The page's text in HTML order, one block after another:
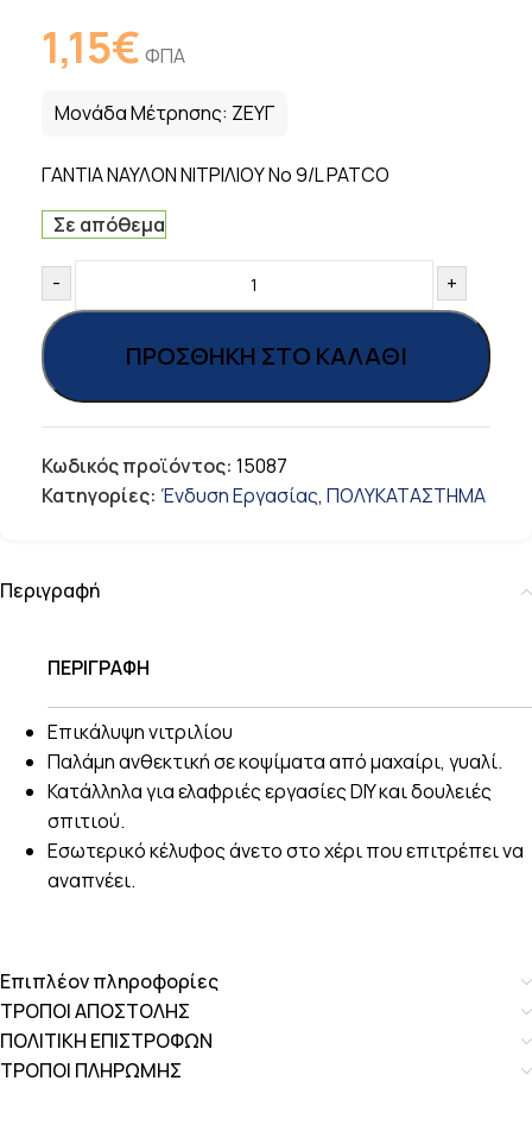
1,15€ ΦΠΑ
Μονάδα Μέτρησης: ΖΕΥΓ
ΓΑΝΤΙΑ ΝΑΥΛΟΝ ΝΙΤΡΙΛΙΟΥ Νο 9/L PATCO
Σε απόθεμα
- +
ΠΡΟΣΘΉΚΗ ΣΤΟ ΚΑΛΆΘΙ
Κωδικός προϊόντος: 15087
Κατηγορίες: Ένδυση Εργασίας, ΠΟΛΥΚΑΤΑΣΤΗΜΑ
Περιγραφή
ΠΕΡΙΓΡΑΦΗ
Επικάλυψη νιτριλίου
Παλάμη ανθεκτική σε κοψίματα από μαχαίρι, γυαλί.
Κατάλληλα για ελαφριές εργασίες DIY και δουλειές
σπιτιού.
Εσωτερικό κέλυφος άνετο στο χέρι που επιτρέπει να
αναπνέει.
Επιπλέον πληροφορίες
ΤΡΟΠΟΙ ΑΠΟΣΤΟΛΗΣ
ΠΟΛΙΤΙΚΗ ΕΠΙΣΤΡΟΦΩΝ
ΤΡΟΠΟΙ ΠΛΗΡΩΜΗΣ